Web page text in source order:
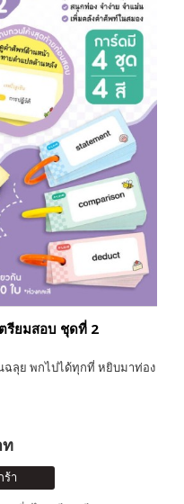
รียมสอบ ชุดที่ 2
ลุย พกไปได้ทุกที่ หยิบมาท่อง
ท
ร้า